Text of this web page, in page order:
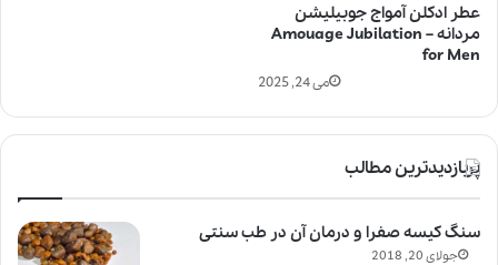
عطر ادکلن آمواج جوبیلیشن
مردانه – Amouage Jubilation
for Men
می 24, 2025
پربازدیدترین مطالب
سنگ کیسه صفرا و درمان آن در طب سنتی
جولای 20, 2018